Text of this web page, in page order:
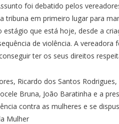
foi debatido pelos
tribuna em primeiro lugar para
estágio que está hoje, desde a
de violência. A
ter os seus direitos
Ricardo dos Santos
Bruna, João Baratinha e a
contra as mulheres e se
Mulher